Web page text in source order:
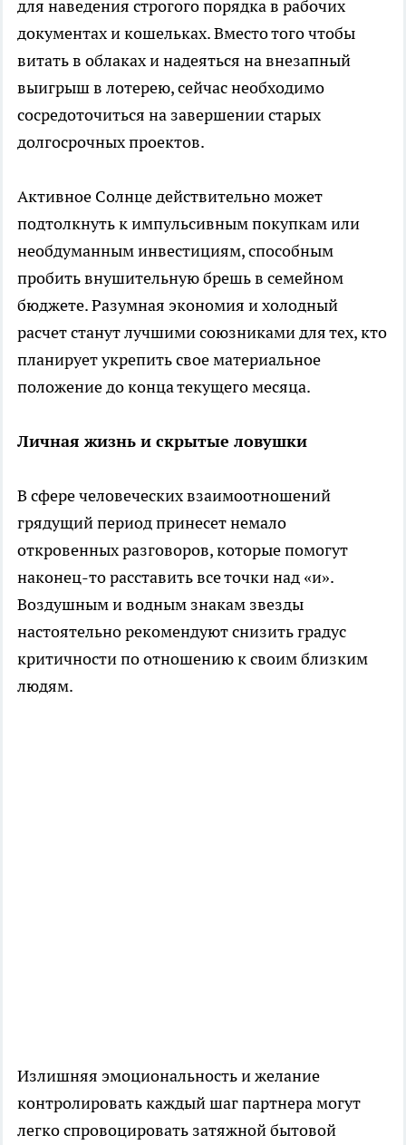
для наведения строгого порядка в рабочих
документах и кошельках. Вместо того чтобы
витать в облаках и надеяться на внезапный
выигрыш в лотерею, сейчас необходимо
сосредоточиться на завершении старых
долгосрочных проектов.
Активное Солнце действительно может
подтолкнуть к импульсивным покупкам или
необдуманным инвестициям, способным
пробить внушительную брешь в семейном
бюджете. Разумная экономия и холодный
расчет станут лучшими союзниками для тех, кто
планирует укрепить свое материальное
положение до конца текущего месяца.
Личная жизнь и скрытые ловушки
В сфере человеческих взаимоотношений
грядущий период принесет немало
откровенных разговоров, которые помогут
наконец-то расставить все точки над «и».
Воздушным и водным знакам звезды
настоятельно рекомендуют снизить градус
критичности по отношению к своим близким
людям.
Излишняя эмоциональность и желание
контролировать каждый шаг партнера могут
легко спровоцировать затяжной бытовой